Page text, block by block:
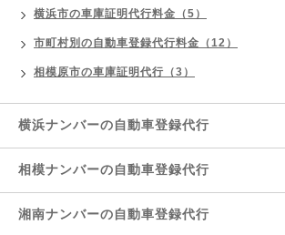
横浜市の車庫証明代行料金（5）
市町村別の自動車登録代行料金（12）
相模原市の車庫証明代行（3）
横浜ナンバーの自動車登録代行
相模ナンバーの自動車登録代行
湘南ナンバーの自動車登録代行